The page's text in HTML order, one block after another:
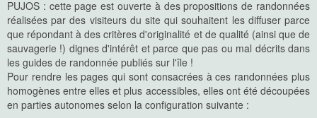
PUJOS : cette page est ouverte à des propositions de randonnées
réalisées par des visiteurs du site qui souhaitent les diffuser parce
que répondant à des critères d'originalité et de qualité (ainsi que de
sauvagerie !) dignes d'intérêt et parce que pas ou mal décrits dans
les guides de randonnée publiés sur l'île !
Pour rendre les pages qui sont consacrées à ces randonnées plus
homogènes entre elles et plus accessibles, elles ont été découpées
en parties autonomes selon la configuration suivante :